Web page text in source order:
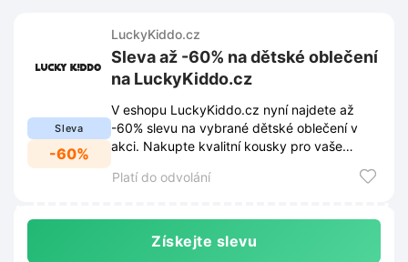
Sleva
-60%
LuckyKiddo.cz
Sleva až -60% na dětské oblečení
na LuckyKiddo.cz
V eshopu LuckyKiddo.cz nyní najdete až
-60% slevu na vybrané dětské oblečení v
akci. Nakupte kvalitní kousky pro vaše
Platí do odvolání
Získejte slevu